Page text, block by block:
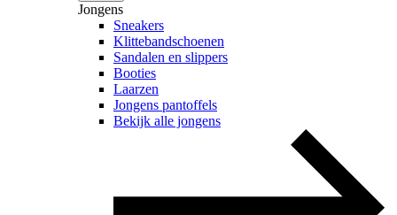
Jongens
Sneakers
Klittebandschoenen
Sandalen en slippers
Booties
Laarzen
Jongens pantoffels
Bekijk alle jongens